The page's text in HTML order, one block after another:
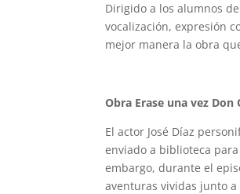
Dirigido a los alumnos
vocalización, expresión
mejor manera la obra
Obra Erase una vez Don
El actor José Díaz
enviado a biblioteca
embargo, durante el
aventuras vividas junto